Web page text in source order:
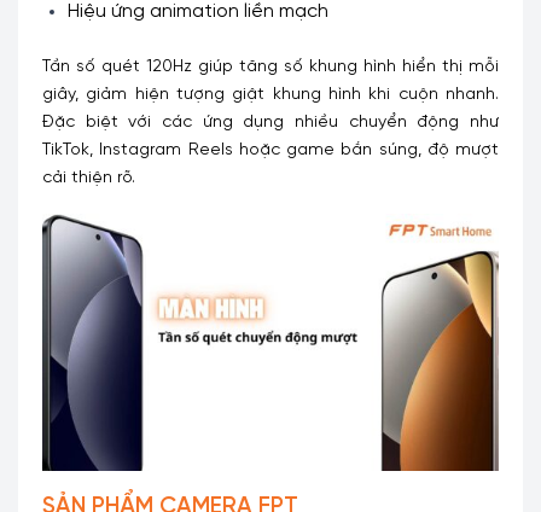
Hiệu ứng animation liền mạch
Tần số quét 120Hz giúp tăng số khung hình hiển thị mỗi
giây, giảm hiện tượng giật khung hình khi cuộn nhanh.
Đặc biệt với các ứng dụng nhiều chuyển động như
TikTok, Instagram Reels hoặc game bắn súng, độ mượt
cải thiện rõ.
SẢN PHẨM CAMERA FPT